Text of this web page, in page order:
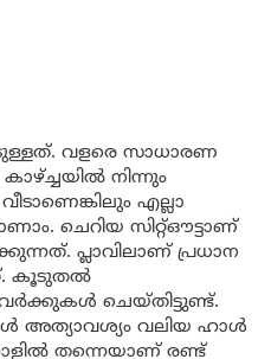
വളരെ സാധാരണ
നിന്നും
എല്ലാ
ചെറിയ സിറ്റ്ഔട്ടാണ്
പ്ലാവിലാണ് പ്രധാന
കൂടുതൽ
ചെയ്തിട്ടുണ്ട്.
അത്യാവശ്യം വലിയ ഹാൾ
തന്നെയാണ് രണ്ട്